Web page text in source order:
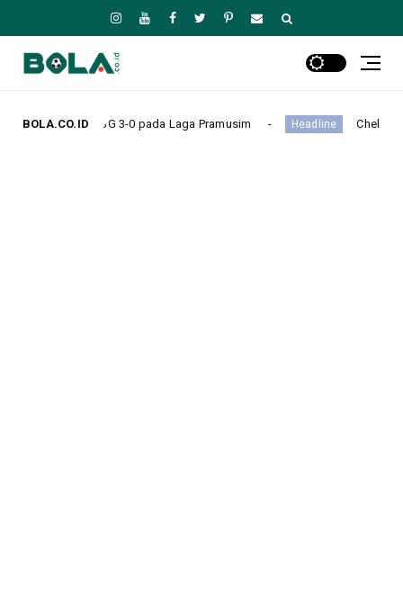
BOLA.CO.ID
Laga Pramusim Headline Chelsea Kalah Tipis 0-1 dari